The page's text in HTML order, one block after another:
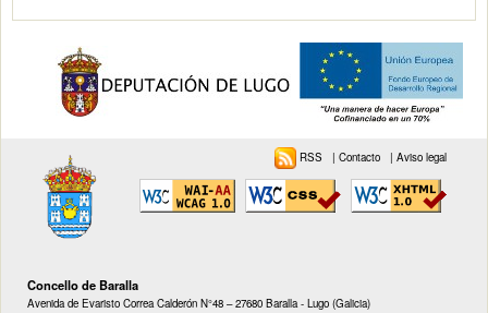
Concello de Baralla
Avenida de Evaristo Correa Calderón N°48 – 27680 Baralla - Lugo (Galicia)
RSS |Contacto |Aviso legal